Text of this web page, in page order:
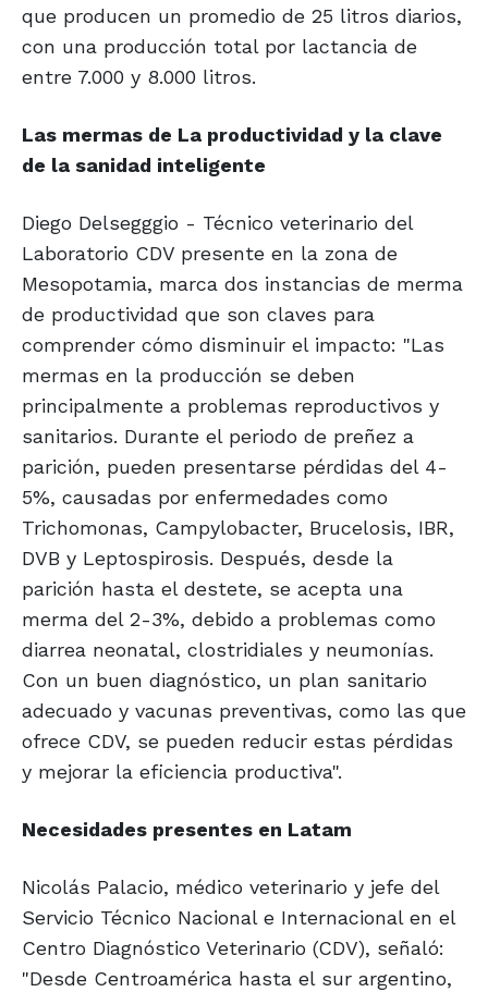
que producen un promedio de 25 litros diarios,
con una producción total por lactancia de
entre 7.000 y 8.000 litros.
Las mermas de La productividad y la clave
de la sanidad inteligente
Diego Delsegggio - Técnico veterinario del
Laboratorio CDV presente en la zona de
Mesopotamia, marca dos instancias de merma
de productividad que son claves para
comprender cómo disminuir el impacto: "Las
mermas en la producción se deben
principalmente a problemas reproductivos y
sanitarios. Durante el periodo de preñez a
parición, pueden presentarse pérdidas del 4-
5%, causadas por enfermedades como
Trichomonas, Campylobacter, Brucelosis, IBR,
DVB y Leptospirosis. Después, desde la
parición hasta el destete, se acepta una
merma del 2-3%, debido a problemas como
diarrea neonatal, clostridiales y neumonías.
Con un buen diagnóstico, un plan sanitario
adecuado y vacunas preventivas, como las que
ofrece CDV, se pueden reducir estas pérdidas
y mejorar la eficiencia productiva".
Necesidades presentes en Latam
Nicolás Palacio, médico veterinario y jefe del
Servicio Técnico Nacional e Internacional en el
Centro Diagnóstico Veterinario (CDV), señaló:
"Desde Centroamérica hasta el sur argentino,